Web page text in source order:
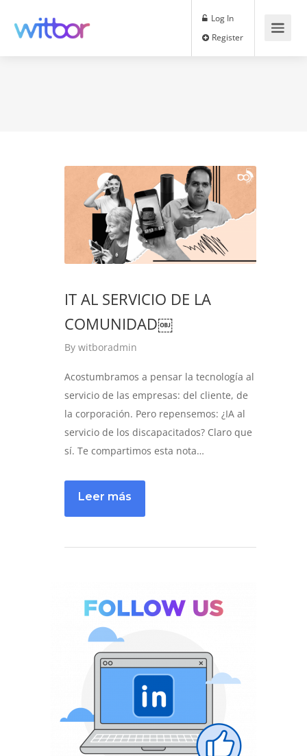
Log In
IT AL SERVICIO DE LA
COMUNIDAD￼
By witboradmin
Acostumbramos a pensar la tecnología al
servicio de las empresas: del cliente, de
la corporación. Pero repensemos: ¿IA al
servicio de los discapacitados? Claro que
sí. Te compartimos esta nota…